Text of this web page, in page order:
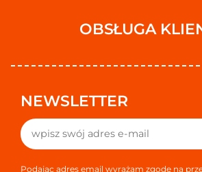
OBSŁUGA
NEWSLETTER
Podając adres email wyrażam zgodę na